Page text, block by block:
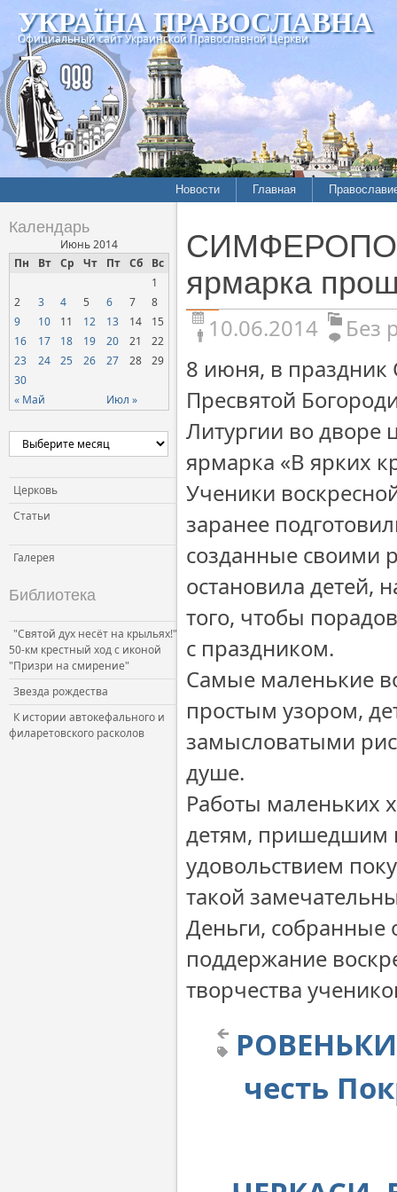
УКРАЇНА ПРАВОСЛАВНА
Официальный сайт Украинской Православной Церкви
Новости Главная
Календарь
Июнь 2014
Пн
Вт Ср Чт Пт Сб Вс
« Май Июл »
1
2
3 4 5 6 7
8
9
10 11 12 13 14
15
16
17 18 19 20 21
22
23
24 25 26 27 28
29
30
Церковь
Статьи
Галерея
Библиотека
"Святой дух несёт на крыльях!"
50-км крестный ход с иконой
"Призри на смирение"
Звезда рождества
К истории автокефального и
филаретовского расколов
ярмарка
10.06.2014
Без
8 июня, в
Пресвятой
Литургии во дворе
ярмарка «В ярких
Ученики
заранее
созданные своими
остановила детей,
того, чтобы
с праздником.
Самые маленькие
простым узором,
замысловатыми
душе.
Работы маленьких
детям, пришедшим
удовольствием
такой
Деньги, собранные
поддержание
творчества
честь